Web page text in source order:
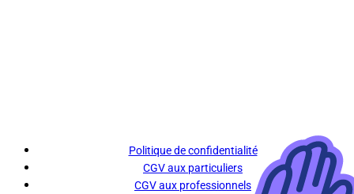
Politique de confidentialité
CGV aux particuliers
CGV aux professionnels